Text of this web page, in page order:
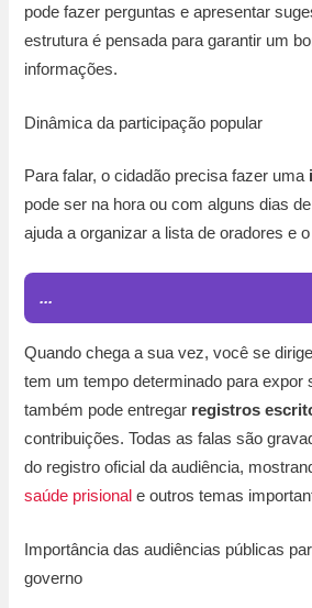
pode fazer perguntas e apresentar
estrutura é pensada para garantir um
informações.
Dinâmica da participação popular
Para falar, o cidadão precisa fazer uma
pode ser na hora ou com alguns dias
ajuda a organizar a lista de oradores e
...
Quando chega a sua vez, você se
tem um tempo determinado para expor
também pode entregar registros
contribuições. Todas as falas são
do registro oficial da audiência,
saúde prisional e outros temas
Importância das audiências públicas
governo